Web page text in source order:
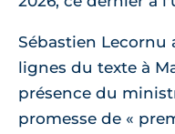
Sébastien Lecornu
lignes du texte à
présence du
promesse de «